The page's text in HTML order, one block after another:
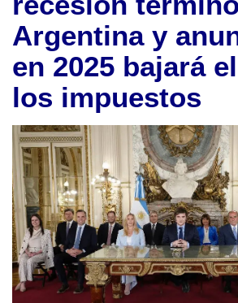
Argentina y
en 2025 bajará
los impuestos